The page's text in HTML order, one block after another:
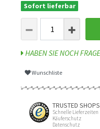
Sofort lieferbar
HABEN SIE NOCH
Wunschliste
TRUSTED SHOPS
Schnelle Lieferzeiten
Käuferschutz
Datenschutz